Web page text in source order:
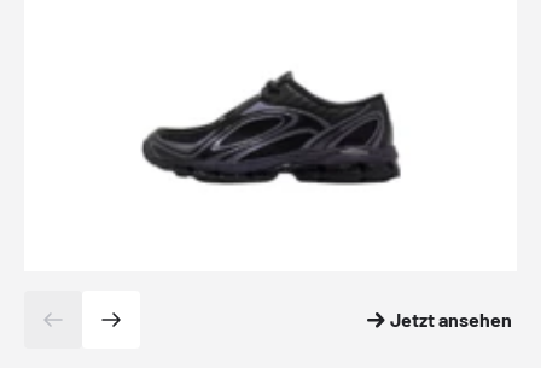
Jetzt ansehen